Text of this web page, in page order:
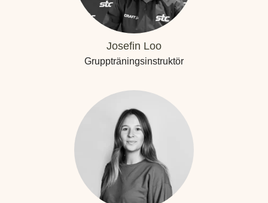
Josefin Loo
Gruppträningsinstruktör